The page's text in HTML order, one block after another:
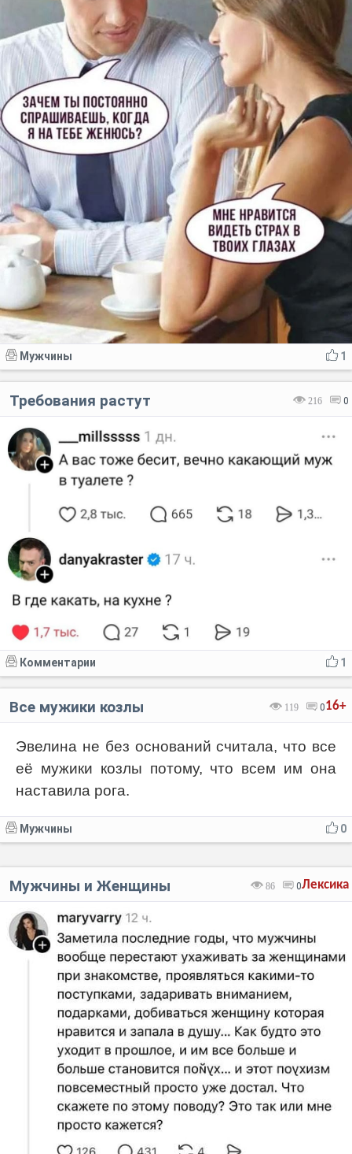
1
Мужчины
216 0
Требования растут
1
Комментарии
16+
119 0
Все мужики козлы
Эвелина не без оснований считала, что все
её мужики козлы потому, что всем им она
наставила рога.
0
Мужчины
Лексика
86 0
Мужчины и Женщины